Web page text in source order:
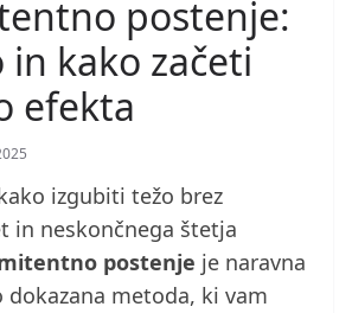
postenje:
in kako začeti
efekta
izgubiti težo brez
in neskončnega štetja
postenje je naravna
dokazana metoda, ki vam